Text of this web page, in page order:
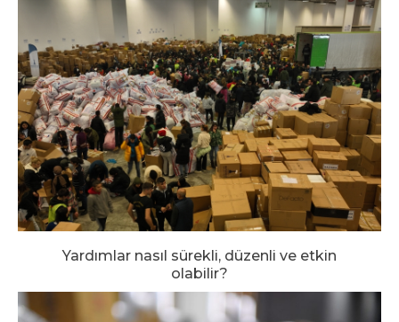
Yardımlar nasıl sürekli, düzenli ve etkin
olabilir?